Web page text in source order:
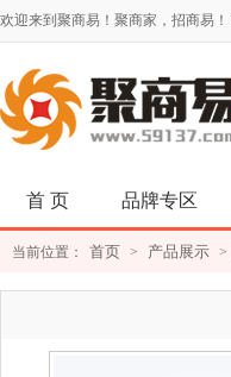
欢迎来到聚商易！聚商家，招商易！
首 页 品牌专区
当前位置： 首页 > 产品展示 >